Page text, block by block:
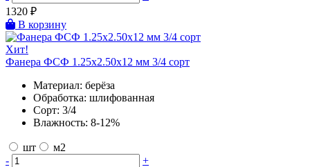
1320 ₽
В корзину
Хит!
Фанера ФСФ 1.25х2.50х12 мм 3/4 сорт
Материал: берёза
Обработка: шлифованная
Сорт: 3/4
Влажность: 8-12%
шт
м2
-
+